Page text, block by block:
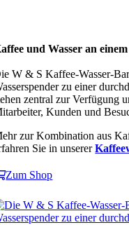
und Wasser an
W & S Kaffee-Wasser-
zu einer
zentral zur Verfügung
Kunden und
zur Kombination aus
Sie in unserer
Zum Shop